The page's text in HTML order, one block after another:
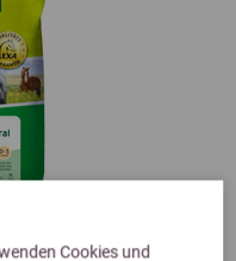
Cookies und